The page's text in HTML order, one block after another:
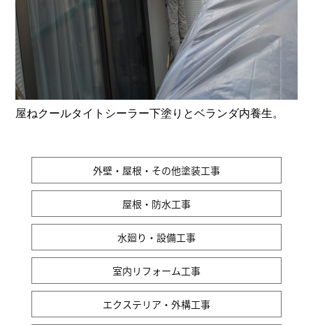
屋ねクールタイトシーラー下塗りとベランダ内養生。
外壁・屋根・その他塗装工事
屋根・防水工事
水廻り・設備工事
室内リフォーム工事
エクステリア・外構工事